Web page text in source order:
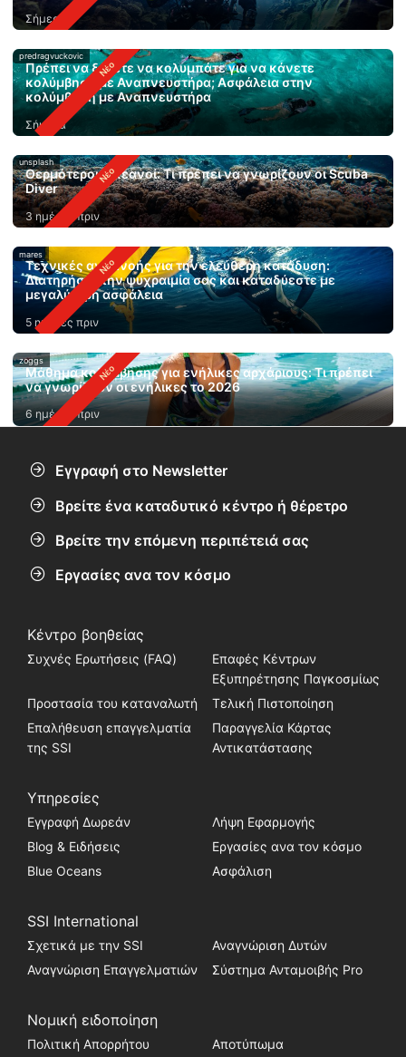
Σήμερα
predragvuckovic
Πρέπει να ξέρετε να κολυμπάτε για να κάνετε
κολύμβηση με Αναπνευστήρα; Ασφάλεια στην
κολύμβηση με Αναπνευστήρα
Σήμερα
unsplash
Θερμότεροι ωκεανοί: Τι πρέπει να γνωρίζουν οι Scuba
Diver
3 ημέρες πριν
mares
Τεχνικές αναπνοής για την ελεύθερη κατάδυση:
Διατηρήστε την ψυχραιμία σας και καταδύεστε με
μεγαλύτερη ασφάλεια
5 ημέρες πριν
zoggs
Μάθημα κολύμβησης για ενήλικες αρχάριους: Τι πρέπει
να γνωρίζουν οι ενήλικες το 2026
6 ημέρες πριν
Εγγραφή στο Newsletter
Βρείτε ένα καταδυτικό κέντρο ή θέρετρο
Βρείτε την επόμενη περιπέτειά σας
Εργασίες ανα τον κόσμο
Κέντρο βοηθείας
Συχνές Ερωτήσεις (FAQ)
Επαφές Κέντρων
Εξυπηρέτησης Παγκοσμίως
Προστασία του καταναλωτή
Τελική Πιστοποίηση
Επαλήθευση επαγγελματία
της SSI
Παραγγελία Κάρτας
Αντικατάστασης
Υπηρεσίες
Εγγραφή Δωρεάν
Λήψη Εφαρμογής
Blog & Ειδήσεις
Εργασίες ανα τον κόσμο
Blue Oceans
Ασφάλιση
SSI International
Σχετικά με την SSI
Αναγνώριση Δυτών
Αναγνώριση Επαγγελματιών
Σύστημα Ανταμοιβής Pro
Νομική ειδοποίηση
Πολιτική Απορρήτου Αποτύπωμα